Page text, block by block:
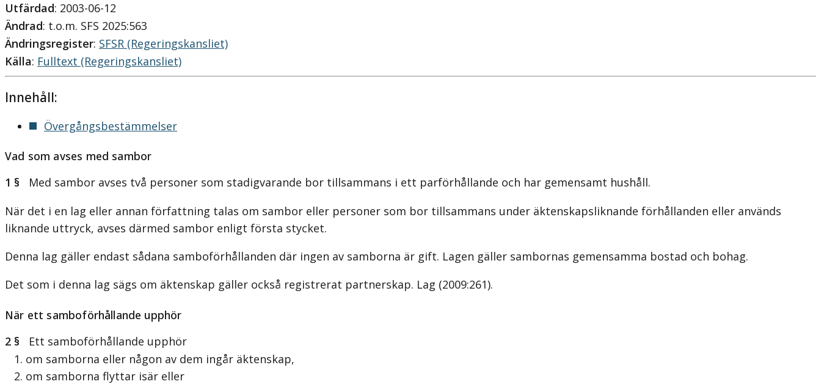
Utfärdad: 2003-06-12
Ändrad: t.o.m. SFS 2025:563
Ändringsregister: SFSR (Regeringskansliet)
Källa: Fulltext (Regeringskansliet)
Innehåll:
Övergångsbestämmelser
Vad som avses med sambor
1 § Med sambor avses två personer som stadigvarande bor tillsammans i ett parförhållande och har gemensamt hushåll.
När det i en lag eller annan författning talas om sambor eller personer som bor tillsammans under äktenskapsliknande förhållanden eller används
liknande uttryck, avses därmed sambor enligt första stycket.
Denna lag gäller endast sådana samboförhållanden där ingen av samborna är gift. Lagen gäller sambornas gemensamma bostad och bohag.
Det som i denna lag sägs om äktenskap gäller också registrerat partnerskap. Lag (2009:261).
När ett samboförhållande upphör
2 § Ett samboförhållande upphör
1. om samborna eller någon av dem ingår äktenskap,
2. om samborna flyttar isär eller